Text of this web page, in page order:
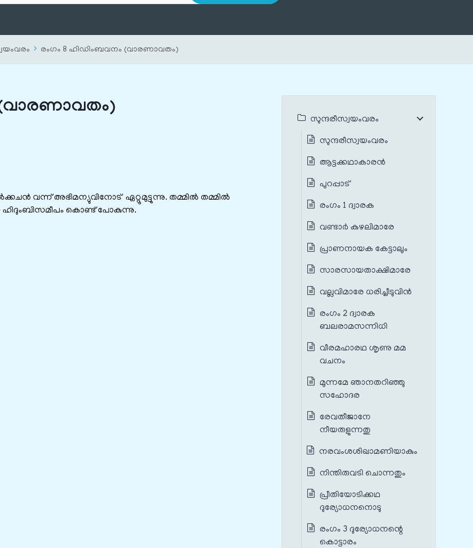
രംഗം 8 ഹിഡിംബവനം (വാരണാവതം)
വന്ന് അഭിമന്യുവിനോട് ഏറ്റുമുട്ടുന്നു. തമ്മിൽ തമ്മിൽ
ഹിദുംബിസമീപം കൊണ്ട് പോകുന്നു.
സുന്ദരീസ്വയംവരം
സുന്ദരീസ്വയംവരം
ആട്ടക്കഥാകാരൻ
പുറപ്പാട്
രംഗം 1 ദ്വാരക
വണ്ടാർ കുഴലിമാരേ
പ്രാണനായക കേട്ടാലും
സാരസായതാക്ഷിമാരേ
വല്ലവിമാരേ ധരിച്ചീടുവിൻ
രംഗം 2 ദ്വാരക
ബലരാമസന്നിധി
വീരമഹാരഥ ശൃണു മമ
വചനം
മുന്നമേ ഞാനതറിഞ്ഞു
സഹോദര
രേവതീജാനേ
നീയരുളുന്നതു
നരവംശശിഖാമണിയാകും
നിന്തിരുവടി ചൊന്നതും
പ്രീതിയോടിക്കഥ
ദുര്യോധനനൊടു
രംഗം 3 ദുര്യോധനന്റെ
കൊട്ടാരം